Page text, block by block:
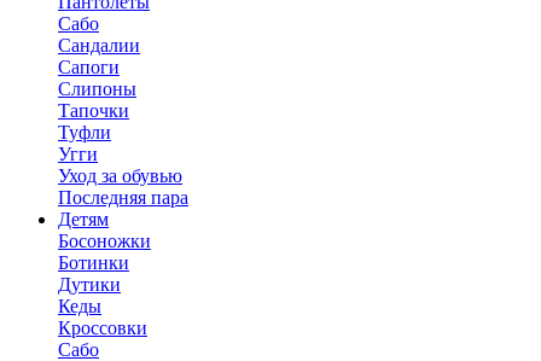
Сабо
Сандалии
Сапоги
Слипоны
Тапочки
Туфли
Угги
Уход за обувью
Последняя пара
Детям
Босоножки
Ботинки
Дутики
Кеды
Кроссовки
Сабо